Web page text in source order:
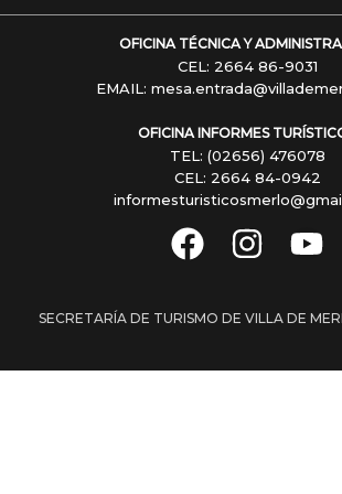
OFICINA TÉCNICA Y
CEL: 2664 86-9031
EMAIL:
OFICINA INFORMES
TEL: (02656) 476078
CEL: 2664 84-0942
SECRETARÍA DE TURISMO DE VILLA DE